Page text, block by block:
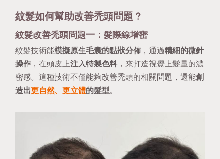
紋髮如何幫助改善禿頭問題？
紋髮改善禿頭問題一：髮際線增密
紋髮技術能模擬原生毛囊的點狀分佈 ，通過精細的微針
操作 ，在頭皮上注入特製色料 ，來打造視覺上髮量的濃
密感。這種技術不僅能夠改善禿頭的相關問題，還能創
造出更自然、更立體的髮型。